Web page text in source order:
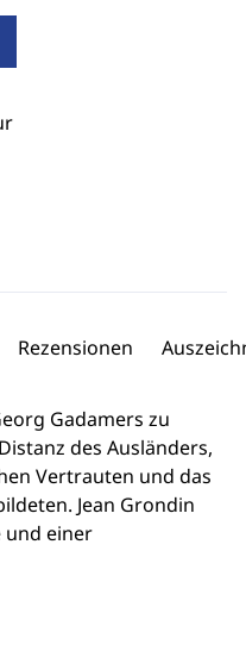
Rezensionen
Gadamers zu
des Ausländers,
Vertrauten und das
Jean Grondin
und einer